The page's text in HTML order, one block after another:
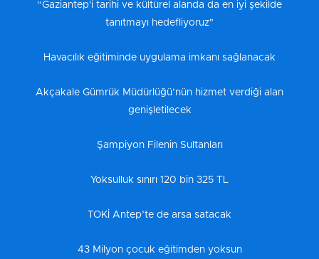
“Gaziantep'i tarihi ve kültürel alanda da en iyi şekilde
tanıtmayı hedefliyoruz"
Havacılık eğitiminde uygulama imkanı sağlanacak
Akçakale Gümrük Müdürlüğü’nün hizmet verdiği alan
genişletilecek
Şampiyon Filenin Sultanları
Yoksulluk sınırı 120 bin 325 TL
TOKİ Antep’te de arsa satacak
43 Milyon çocuk eğitimden yoksun